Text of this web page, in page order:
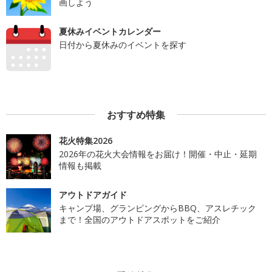
画しよう
夏休みイベントカレンダー
日付から夏休みのイベントを探す
おすすめ特集
花火特集2026
2026年の花火大会情報をお届け！開催・中止・延期
情報も掲載
アウトドアガイド
キャンプ場、グランピングからBBQ、アスレチック
まで！全国のアウトドアスポットをご紹介